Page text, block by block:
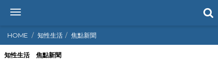
T
g
g
l
HOME 知性生活 焦點新聞
知性生活 焦點新聞